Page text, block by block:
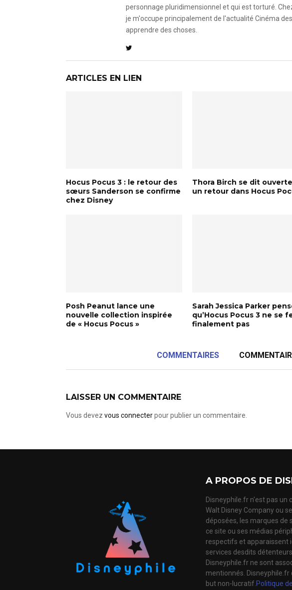
personnage pluridimensionnel et qui est torturé.
je m'occupe principalement de l'actualité Cinéma
apprendre des choses.
ARTICLES EN LIEN
Hocus Pocus 3 : le retour des
sœurs Sanderson se confirme
chez Disney
Thora Birch se dit
un retour dans Hocus
Posh Peanut lance une
nouvelle collection inspirée
de « Hocus Pocus »
Sarah Jessica Parker
qu’Hocus Pocus 3 ne se
finalement pas
COMMENTAIRES
LAISSER UN COMMENTAIRE
Vous devez vous connecterpour publier un commentaire.
A PROPOS DE
Disneyphile.fr n'est pas un
Walt Disney Company ou
déposées, les marques
ce site ou ses médias
respectifs et apparaissent
services desdits
Disneyphile.fr ne sont
mentionnés.
but non-lucratif. Politique